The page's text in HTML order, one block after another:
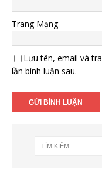
Trang Mạng
Lưu tên, email và
lần bình luận sau.